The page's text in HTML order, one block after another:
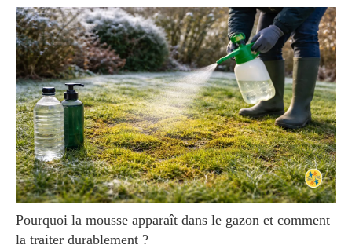
Pourquoi la mousse apparaît dans le gazon et comment
la traiter durablement ?